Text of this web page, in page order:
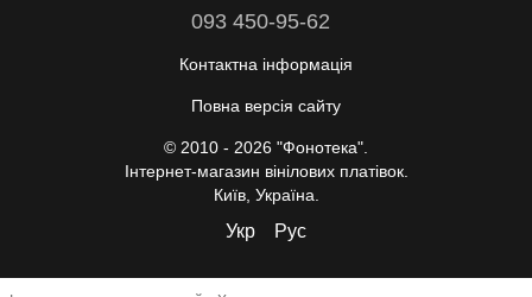
093 450-95-62
Контактна інформація
Повна версія сайту
© 2010 - 2026 "Фонотека".
Інтернет-магазин вінілових платівок.
Київ, Україна.
Укр Рус